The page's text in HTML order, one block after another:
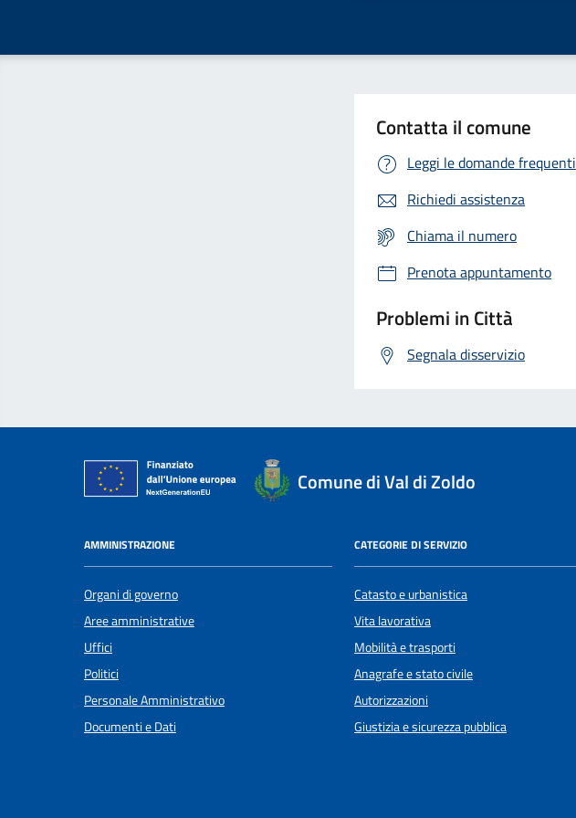
Contatta il comune
Leggi le domande frequenti
Richiedi assistenza
Chiama il numero
Prenota appuntamento
Problemi in Città
Segnala disservizio
Comune di Val di Zoldo
AMMINISTRAZIONE
Organi di governo
Aree amministrative
Uffici
Politici
Personale Amministrativo
Documenti e Dati
CATEGORIE DI SERVIZIO
Catasto e urbanistica
Vita lavorativa
Mobilità e trasporti
Anagrafe e stato civile
Autorizzazioni
Giustizia e sicurezza pubblica